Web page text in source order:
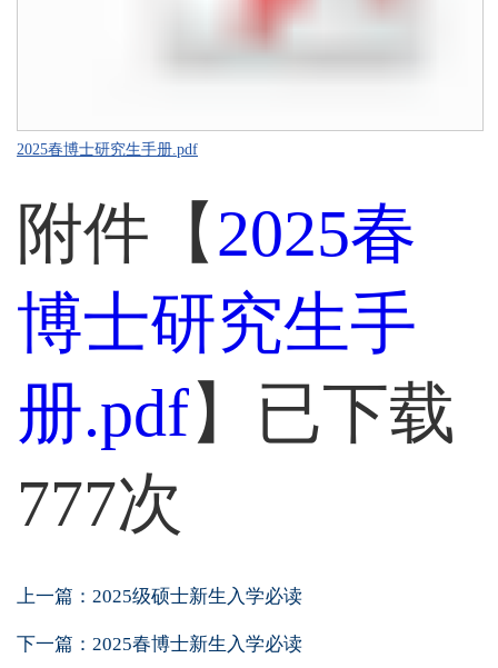
2025春博士研究生手册.pdf
附件【2025春
博士研究生手
册.pdf】已下载
777次
上一篇： 2025级硕士新生入学必读
下一篇： 2025春博士新生入学必读